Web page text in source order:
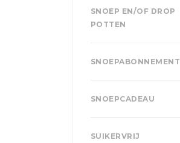
SNOEP EN/OF DROP
POTTEN
SNOEPABONNEMENT
SNOEPCADEAU
SUIKERVRIJ